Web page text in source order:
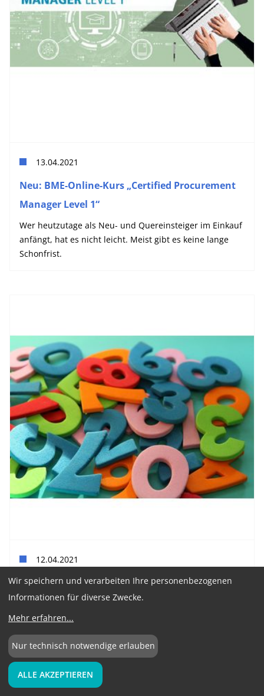
13.04.2021
Neu: BME-Online-Kurs „Certified Procurement
Manager Level 1“
Wer heutzutage als Neu- und Quereinsteiger im Einkauf
anfängt, hat es nicht leicht. Meist gibt es keine lange
Schonfrist.
12.04.2021
Top-Kennzahlen im Einkauf: Umfrage gestartet!
Der BME freut sich auch in Zeiten der Corona-Pandemie
die Umfrage zum BME-Benchmark „Top-Kennzahlen im
Einkauf“ 2021 durchführen zu können.
Wir speichern und verarbeiten Ihre personenbezogenen
Informationen für diverse Zwecke.
Mehr erfahren...
Nur technisch notwendige erlauben
ALLE AKZEPTIEREN